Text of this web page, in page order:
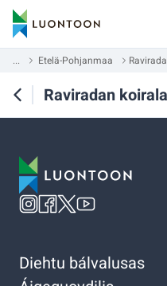
... Etelä-Pohjanmaa
Raviradan
Diehtu bálvalusas